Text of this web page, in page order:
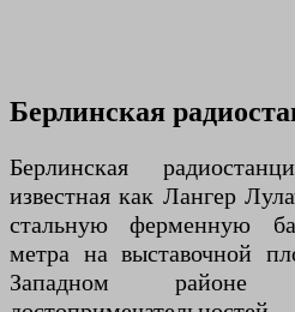
Берлинская
Берлинская
известная как Лангер
стальную ферменную
метра на выставочной
Западном